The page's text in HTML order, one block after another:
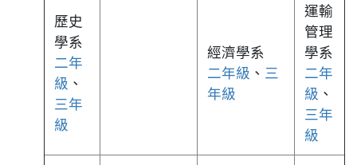
歷史
學系
二年
級 、
三年
級
經濟學系
二年級 、 三
年級
運輸
管理
學系
二年
級 、
三年
級